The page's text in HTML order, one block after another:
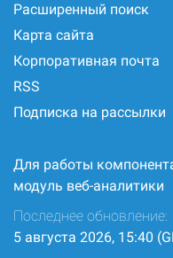
Расширенный поиск
Карта сайта
Корпоративная почта
RSS
Подписка на рассылки
Для работы
модуль веб-аналитики
Последнее обновление:
5 августа 2026, 15:40